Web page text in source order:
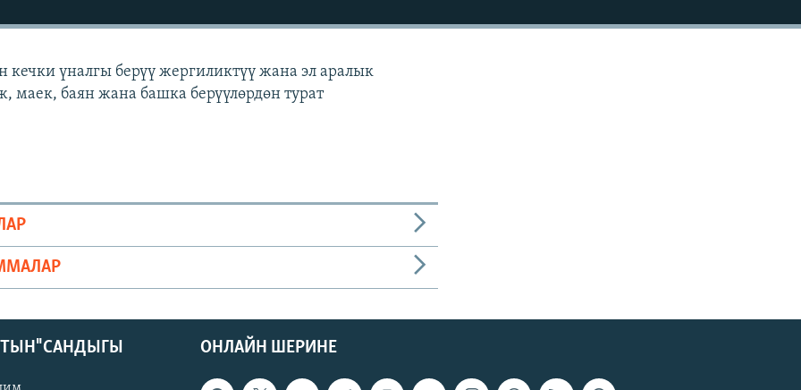
кечки үналгы берүү жергиликтүү жана эл аралык
маек, баян жана башка берүүлөрдөн турат
ОНЛАЙН ШЕРИНЕ
САНДЫГЫ